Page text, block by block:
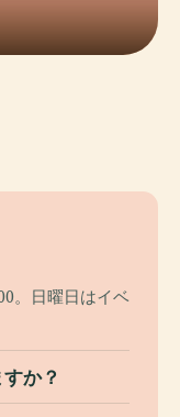
。日曜日はイベ
か？